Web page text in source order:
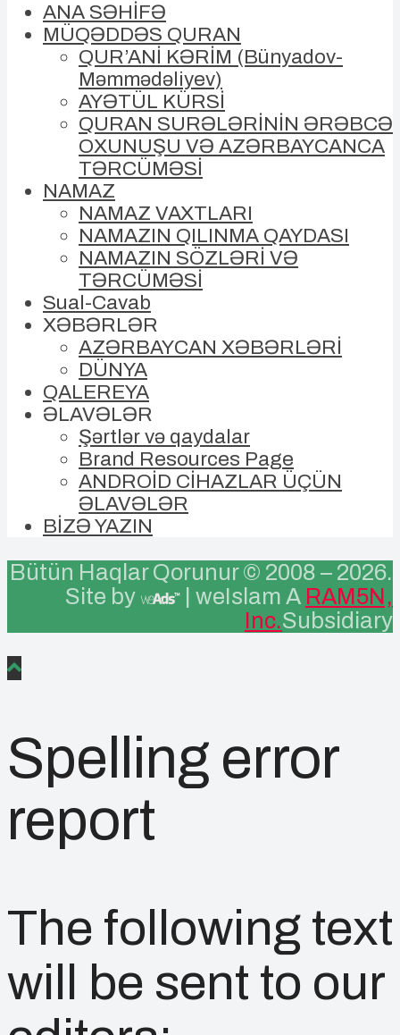
ANA SƏHİFƏ
MÜQƏDDƏS QURAN
QUR’ANİ KƏRİM (Bünyadov-
Məmmədəliyev)
AYƏTÜL KÜRSİ
QURAN SURƏLƏRİNİN ƏRƏBCƏ
OXUNUŞU VƏ AZƏRBAYCANCA
TƏRCÜMƏSİ
NAMAZ
NAMAZ VAXTLARI
NAMAZIN QILINMA QAYDASI
NAMAZIN SÖZLƏRİ VƏ
TƏRCÜMƏSİ
Sual-Cavab
XƏBƏRLƏR
AZƏRBAYCAN XƏBƏRLƏRİ
DÜNYA
QALEREYA
ƏLAVƏLƏR
Şərtlər və qaydalar
Brand Resources Page
ANDROİD CİHAZLAR ÜÇÜN
ƏLAVƏLƏR
BİZƏ YAZIN
Bütün Haqlar Qorunur © 2008 – 2026.
Site by
| weIslam A RAM5N,
Inc.Subsidiary
Spelling error
report
The following text
will be sent to our